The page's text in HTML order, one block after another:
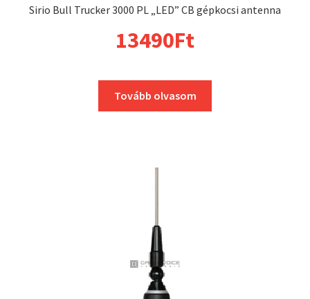
Sirio Bull Trucker 3000 PL „LED” CB gépkocsi antenna
13490Ft
Tovább olvasom